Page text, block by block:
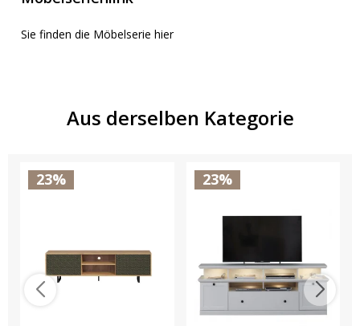
Sie finden die Möbelserie hier
Aus derselben Kategorie
23% 23%